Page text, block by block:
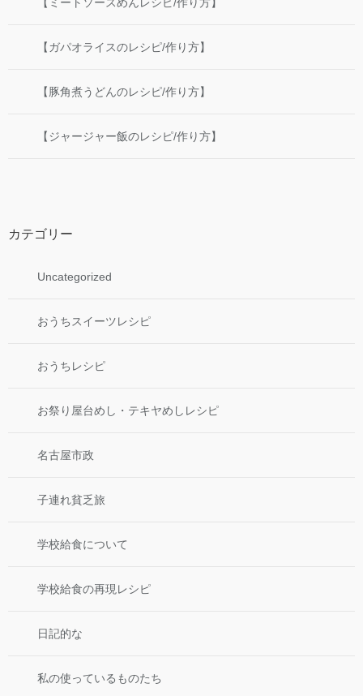
【ガパオライスのレシピ/作り方】
【豚角煮うどんのレシピ/作り方】
【ジャージャー飯のレシピ/作り方】
カテゴリー
Uncategorized
おうちスイーツレシピ
おうちレシピ
お祭り屋台めし・テキヤめしレシピ
名古屋市政
子連れ貧乏旅
学校給食について
学校給食の再現レシピ
日記的な
私の使っているものたち